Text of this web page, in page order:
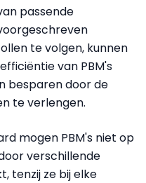
passende
te volgen, kunnen
van PBM's
besparen door de
te verlengen.
mogen PBM's niet op
verschillende
tenzij ze bij elke